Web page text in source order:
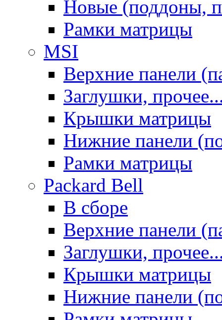
Новые (поддоны,
Рамки матрицы
MSI
Верхние панели
Заглушки,
Крышки матрицы
Нижние панели
Рамки матрицы
Packard Bell
В сборе
Верхние панели
Заглушки,
Крышки матрицы
Нижние панели